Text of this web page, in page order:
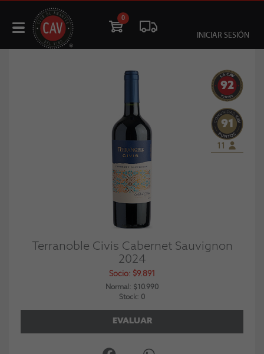
0
INICIAR SESIÓN
92
91
11
Terranoble Civis Cabernet Sauvignon
2024
Socio: $9.891
Normal: $10.990
Stock: 0
EVALUAR